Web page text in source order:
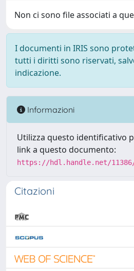
Non ci sono file associati a
I documenti in IRIS sono
tutti i diritti sono riservati,
indicazione.
Informazioni
Utilizza questo identificativo
link a questo documento:
https://hdl.handle.net/11386/
Citazioni